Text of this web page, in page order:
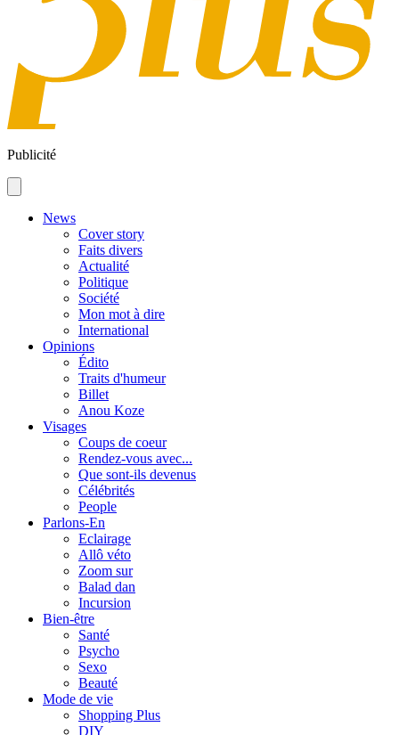
Publicité
News
Cover story
Faits divers
Actualité
Politique
Société
Mon mot à dire
International
Opinions
Édito
Traits d'humeur
Billet
Anou Koze
Visages
Coups de coeur
Rendez-vous avec...
Que sont-ils devenus
Célébrités
People
Parlons-En
Eclairage
Allô véto
Zoom sur
Balad dan
Incursion
Bien-être
Santé
Psycho
Sexo
Beauté
Mode de vie
Shopping Plus
DIY